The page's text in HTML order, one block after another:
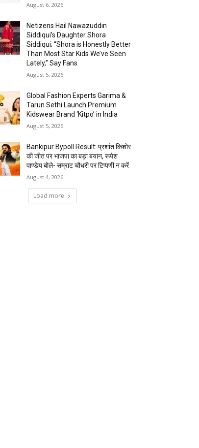
August 6, 2026
Netizens Hail Nawazuddin
Siddiqui’s Daughter Shora
Siddiqui; “Shora is Honestly Better
Than Most Star Kids We’ve Seen
Lately,” Say Fans
August 5, 2026
Global Fashion Experts Garima &
Tarun Sethi Launch Premium
Kidswear Brand ‘Kitpo’ in India
August 5, 2026
Bankipur Bypoll Result: प्रशांत किशोर
की जीत पर भाजपा का बड़ा बयान, रूपेश
पाण्डेय बोले- सम्राट चौधरी पर टिप्पणी न करें
August 4, 2026
Load more